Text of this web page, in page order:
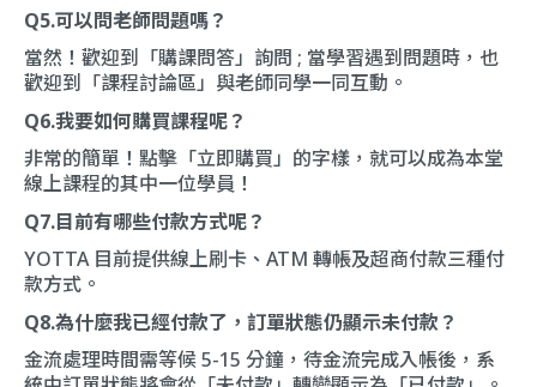
Q5.可以問老師問題嗎？
當然！歡迎到「購課問答」詢問 ; 當學習遇到問題時，也
歡迎到「課程討論區」與老師同學一同互動。
Q6.我要如何購買課程呢？
非常的簡單！點擊「立即購買」的字樣，就可以成為本堂
線上課程的其中一位學員！
Q7.目前有哪些付款方式呢？
YOTTA 目前提供線上刷卡、ATM 轉帳及超商付款三種付
款方式。
Q8.為什麼我已經付款了，訂單狀態仍顯示未付款？
金流處理時間需等候 5-15 分鐘，待金流完成入帳後，系